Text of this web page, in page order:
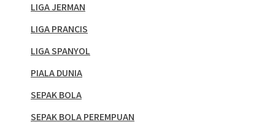
LIGA JERMAN
LIGA PRANCIS
LIGA SPANYOL
PIALA DUNIA
SEPAK BOLA
SEPAK BOLA PEREMPUAN